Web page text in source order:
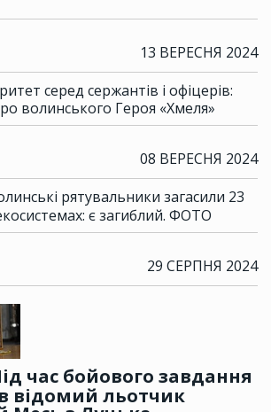
13 ВЕРЕСНЯ 2024
серед сержантів і офіцерів:
волинського Героя «Хмеля»
08 ВЕРЕСНЯ 2024
рятувальники загасили 23
є загиблий. ФОТО
29 СЕРПНЯ 2024
час бойового завдання
відомий льотчик